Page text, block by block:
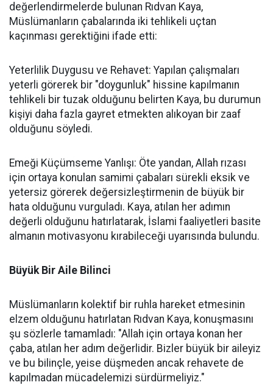
değerlendirmelerde bulunan Rıdvan Kaya,
Müslümanların çabalarında iki tehlikeli uçtan
kaçınması gerektiğini ifade etti:
Yeterlilik Duygusu ve Rehavet: Yapılan çalışmaları
yeterli görerek bir "doygunluk" hissine kapılmanın
tehlikeli bir tuzak olduğunu belirten Kaya, bu durumun
kişiyi daha fazla gayret etmekten alıkoyan bir zaaf
olduğunu söyledi.
Emeği Küçümseme Yanlışı: Öte yandan, Allah rızası
için ortaya konulan samimi çabaları sürekli eksik ve
yetersiz görerek değersizleştirmenin de büyük bir
hata olduğunu vurguladı. Kaya, atılan her adımın
değerli olduğunu hatırlatarak, İslami faaliyetleri basite
almanın motivasyonu kırabileceği uyarısında bulundu.
Büyük Bir Aile Bilinci
Müslümanların kolektif bir ruhla hareket etmesinin
elzem olduğunu hatırlatan Rıdvan Kaya, konuşmasını
şu sözlerle tamamladı: "Allah için ortaya konan her
çaba, atılan her adım değerlidir. Bizler büyük bir aileyiz
ve bu bilinçle, yeise düşmeden ancak rehavete de
kapılmadan mücadelemizi sürdürmeliyiz."